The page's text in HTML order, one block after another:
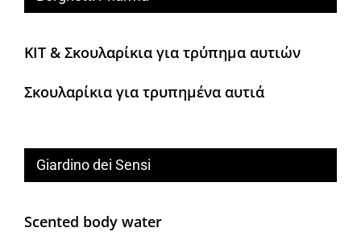
KIT & Σκουλαρίκια για τρύπημα αυτιών
Σκουλαρίκια για τρυπημένα αυτιά
Giardino dei Sensi
Scented body water